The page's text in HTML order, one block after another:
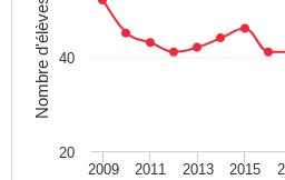
Nombre d'élèves
2009 2011 2013 2015
20
40